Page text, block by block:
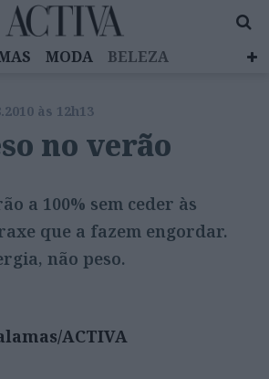
MODA
BELEZA
MULHERES INSPIRADORAS
ACTIVA BRAND STUDIO
às 12h13
no verão
a 100% sem ceder às
que a fazem engordar.
não peso.
ACTIVA